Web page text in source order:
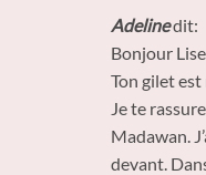
Adelinedit:
Bonjour
Ton gilet
Je te
Madawan.
devant.